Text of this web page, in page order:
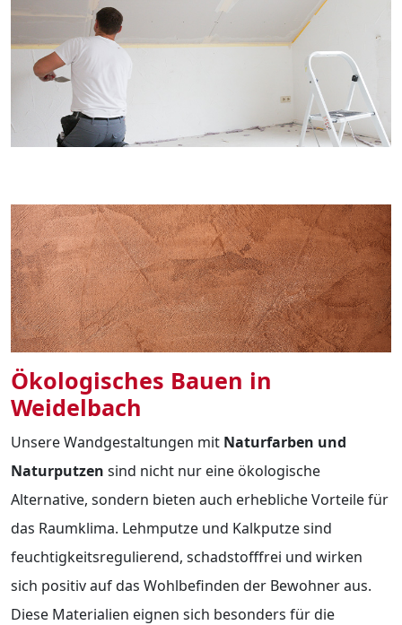
Ökologisches Bauen in
Weidelbach
Unsere Wandgestaltungen mit Naturfarben und
Naturputzen sind nicht nur eine ökologische
Alternative, sondern bieten auch erhebliche Vorteile für
das Raumklima. Lehmputze und Kalkputze sind
feuchtigkeitsregulierend, schadstofffrei und wirken
sich positiv auf das Wohlbefinden der Bewohner aus.
Diese Materialien eignen sich besonders für die